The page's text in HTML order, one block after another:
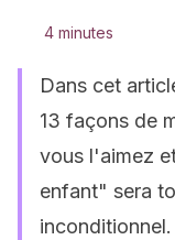
4 minutes
Dans cet
13 façons de
vous l'aimez
enfant" sera
inconditionnel.